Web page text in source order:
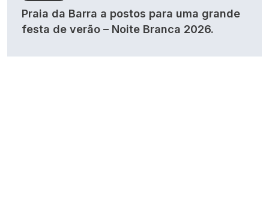
Praia da Barra a postos para uma grande
festa de verão – Noite Branca 2026.